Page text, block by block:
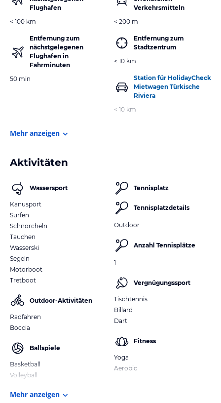
Flughafen
< 100 km
Entfernung zum
nächstgelegenen
Flughafen in
Fahrminuten
50 min
Verkehrsmitteln
< 200 m
Entfernung zum
Stadtzentrum
< 10 km
Station für HolidayCheck
Mietwagen Türkische
Riviera
< 10 km
Mehr anzeigen
Aktivitäten
Wassersport
Kanusport
Surfen
Schnorcheln
Tauchen
Wasserski
Segeln
Motorboot
Tretboot
Outdoor-Aktivitäten
Radfahren
Boccia
Ballspiele
Basketball
Volleyball
Tennisplatz
Tennisplatzdetails
Outdoor
Anzahl Tennisplätze
1
Vergnügungssport
Tischtennis
Billard
Dart
Fitness
Yoga
Aerobic
Mehr anzeigen